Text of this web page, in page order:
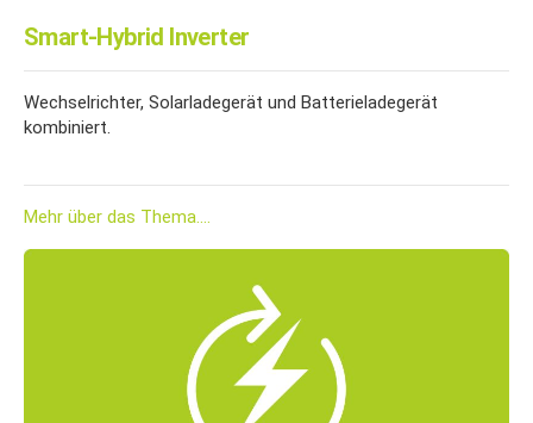
Smart-Hybrid Inverter
Wechselrichter, Solarladegerät und Batterieladegerät
kombiniert.
Mehr über das Thema....